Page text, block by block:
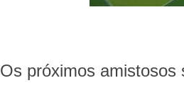
Os próximos amistosos